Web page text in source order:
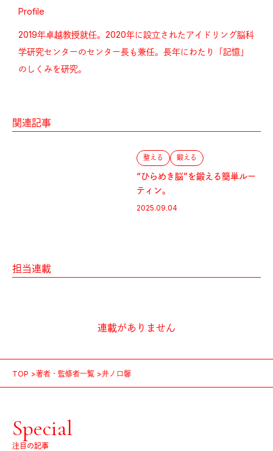
Profile
2019年卓越教授就任。2020年に設立されたアイドリング脳科
学研究センターのセンター長も兼任。長年にわたり「記憶」
のしくみを研究。
関連記事
整える 鍛える
“ひらめき脳”を鍛える簡単ルー
ティン。
2025.09.04
担当連載
連載がありません
TOP 著者・監修者一覧 井ノ口馨
Special
注目の記事